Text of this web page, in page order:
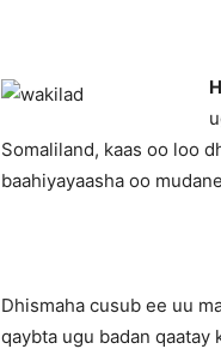
H
Somaliland, kaas oo loo
baahiyayaasha oo
Dhismaha cusub ee uu
qaybta ugu badan qaatay